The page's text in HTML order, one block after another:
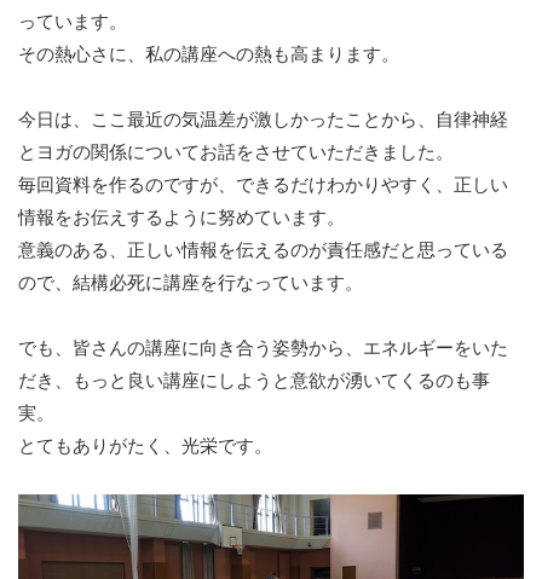
っています。
その熱心さに、私の講座への熱も高まります。
今日は、ここ最近の気温差が激しかったことから、自律神経
とヨガの関係についてお話をさせていただきました。
毎回資料を作るのですが、できるだけわかりやすく、正しい
情報をお伝えするように努めています。
意義のある、正しい情報を伝えるのが責任感だと思っている
ので、結構必死に講座を行なっています。
でも、皆さんの講座に向き合う姿勢から、エネルギーをいた
だき、もっと良い講座にしようと意欲が湧いてくるのも事
実。
とてもありがたく、光栄です。